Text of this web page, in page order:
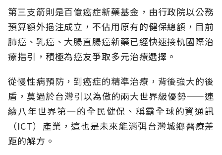
第三支箭則是百億癌症新藥基金，由行政院以公務
預算額外挹注成立，不佔用原有的健保總額，目前
肺癌、乳癌、大腸直腸癌新藥已經快速接軌國際治
療指引，積極為癌友爭取多元治療選擇。
從慢性病預防，到癌症的精準治療，背後強大的後
盾，莫過於台灣引以為傲的兩大世界級優勢——連
續八年世界第一的全民健保、稱霸全球的資通訊
（ICT）產業，這也是未來能消弭台灣城鄉醫療差
距的解方。